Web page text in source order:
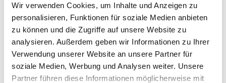
Wir verwenden Cookies, um Inhalte und Anzeigen zu
personalisieren, Funktionen für soziale Medien anbieten
zu können und die Zugriffe auf unsere Website zu
analysieren. Außerdem geben wir Informationen zu Ihrer
Verwendung unserer Website an unsere Partner für
soziale Medien, Werbung und Analysen weiter. Unsere
Partner führen diese Informationen möglicherweise mit
Vor wichtigen Landtagswahlen denken wir über
das Verhältnis von Kirche und Staat nach: Welche
Aufgabe haben Christ:innen in der Gesellschaft?
Sollen sie die Politik den Politikern überlassen?
Oder sich einmischen? - Ein Abendgottesdienst zur
eigenen Orientierung.